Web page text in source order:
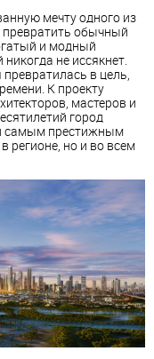
мечту одного из
обычный
и модный
не иссякнет.
в цель,
К проекту
мастеров и
город
самым престижным
регионе, но и во всем